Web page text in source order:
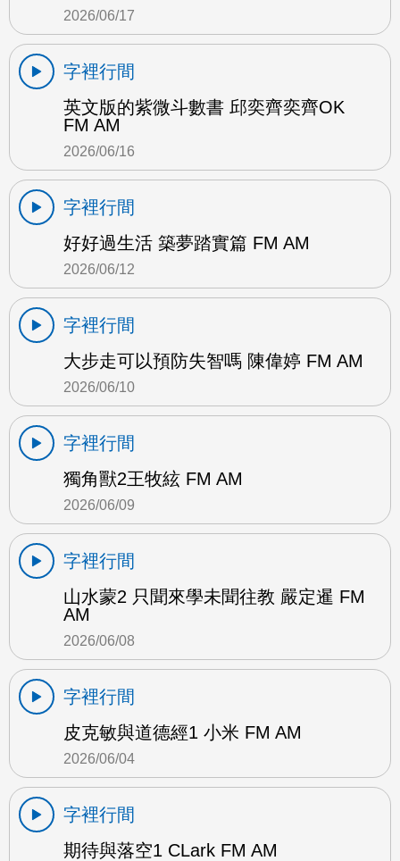
2026/06/17
字裡行間
英文版的紫微斗數書 邱奕齊奕齊OK
FM AM
2026/06/16
字裡行間
好好過生活 築夢踏實篇 FM AM
2026/06/12
字裡行間
大步走可以預防失智嗎 陳偉婷 FM AM
2026/06/10
字裡行間
獨角獸2王牧絃 FM AM
2026/06/09
字裡行間
山水蒙2 只聞來學未聞往教 嚴定暹 FM
AM
2026/06/08
字裡行間
皮克敏與道德經1 小米 FM AM
2026/06/04
字裡行間
期待與落空1 CLark FM AM